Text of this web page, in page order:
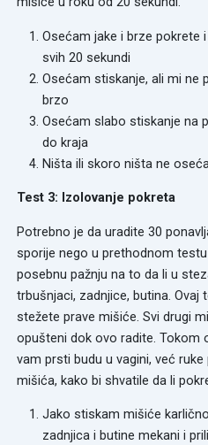
Osećam jake i brze
svih 20 sekundi
Osećam stiskanje, ali mi ne
brzo
Osećam slabo stiskanje na
do kraja
Ništa ili skoro ništa ne
Test 3: Izolovanje pokreta
Potrebno je da uradite 30
sporije nego u prethodnom
posebnu pažnju na to da li u
trbušnjaci, zadnjice, butina.
stežete prave mišiće. Svi drugi
opušteni dok ovo radite. Tokom
vam prsti budu u vagini, već
mišića, kako bi shvatile da li
Jako stiskam mišiće
zadnjica i butine mekani i